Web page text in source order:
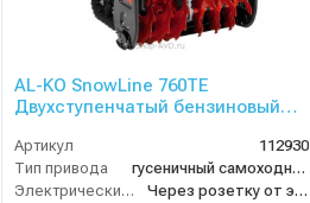
AL-KO SnowLine 760TE
Двухступенчатый бензиновый
Артикул
112930
Тип привода
гусеничный самоходный
Электрический стартер
Через розетку от электросети